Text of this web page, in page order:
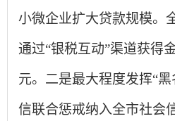
小微企业扩大贷款规模。
通过“银税互动”渠道获得
元。二是最大程度发挥“
信联合惩戒纳入全市社会